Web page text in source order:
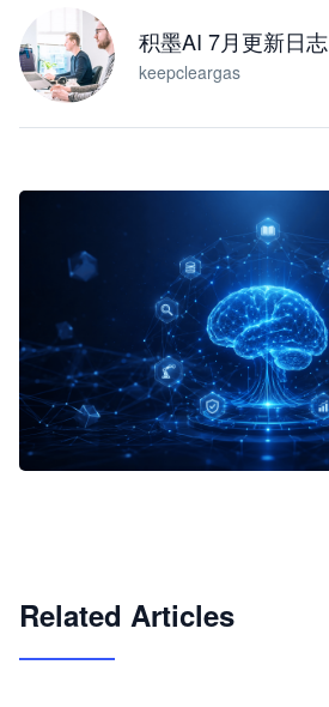
积墨AI 7月更新日志
keepcleargas
Related Articles